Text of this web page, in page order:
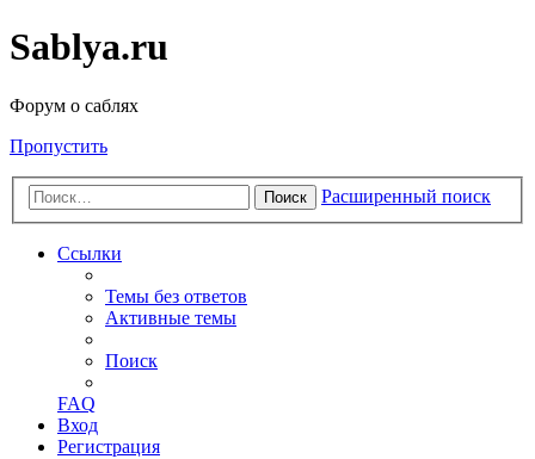
Sablya.ru
Форум о саблях
Пропустить
Поиск Расширенный поиск
Ссылки
Темы без ответов
Активные темы
Поиск
FAQ
Вход
Регистрация